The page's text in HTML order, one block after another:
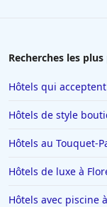
Hôtels avec
Hôtels avec
Hôtels avec
Hôtels avec
Hôtels avec
Recherches les
Hôtels qui
Hôtels de style
Hôtels au Touquet-
Hôtels de luxe à
Hôtels avec piscine